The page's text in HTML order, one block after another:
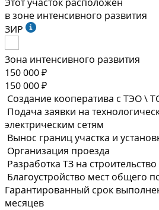
в зоне интенсивного развития
ЗИР
Зона интенсивного развития
150 000 ₽
150 000 ₽
Создание кооператива с ТЭО \
Подача заявки на
электрическим сетям
Вынос границ участка и
Организация проезда
Разработка ТЗ на
Благоустройство мест общего
Гарантированный срок
месяцев